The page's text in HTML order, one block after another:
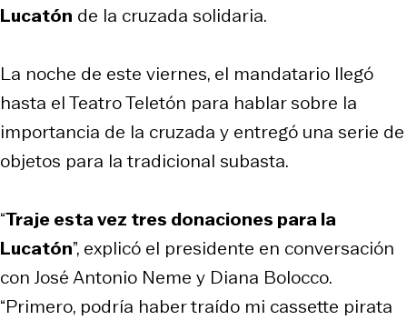
Lucatón de la cruzada solidaria.
La noche de este viernes, el mandatario llegó
hasta el Teatro Teletón para hablar sobre la
importancia de la cruzada y entregó una serie de
objetos para la tradicional subasta.
“Traje esta vez tres donaciones para la
Lucatón”, explicó el presidente en conversación
con José Antonio Neme y Diana Bolocco.
“Primero, podría haber traído mi cassette pirata